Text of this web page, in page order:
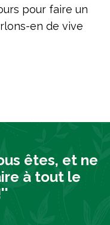
pour faire un
en de vive
êtes, et ne
à tout le